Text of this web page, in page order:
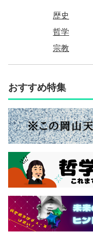
歴史
哲学
宗教
おすすめ特集